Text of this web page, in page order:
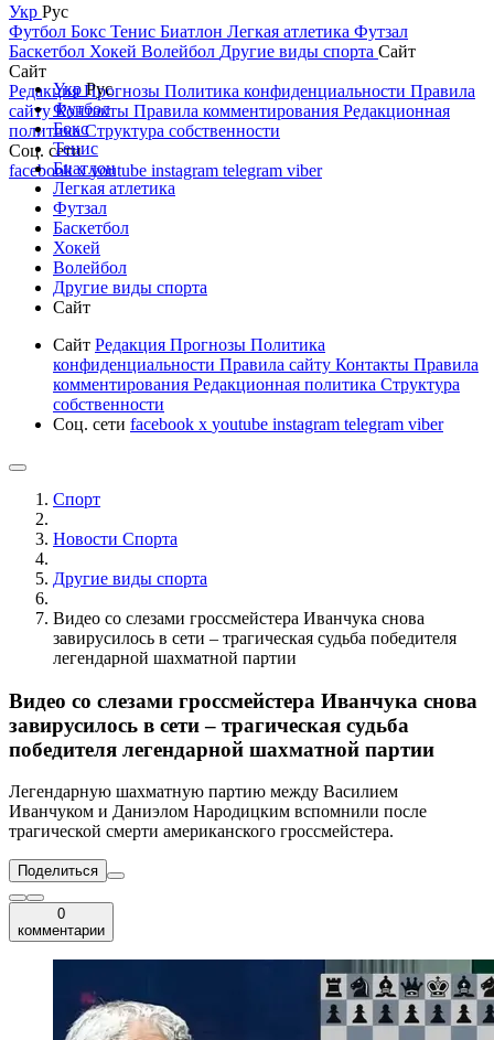
Укр Рус
Футбол Бокс Тенис Биатлон Легкая атлетика Футзал
Баскетбол Хокей Волейбол Другие виды спорта Сайт
Сайт
РедакцияПрогнозы Политика конфиденциальности Правила
сайтуКонтакты Правила комментирования Редакционная
политикаСтруктура собственности
Соц. сети
facebookxyoutube instagram telegram viber
УкрРус
Футбол
Бокс
Тенис
Биатлон
Легкая атлетика
Футзал
Баскетбол
Хокей
Волейбол
Другие виды спорта
Сайт
Сайт Редакция Прогнозы Политика
конфиденциальности Правила сайту Контакты Правила
комментирования Редакционная политика Структура
собственности
Соц. сети facebook x youtube instagram telegram viber
Спорт
Новости Cпорта
Другие виды спорта
Видео со слезами гроссмейстера Иванчука снова
завирусилось в сети – трагическая судьба победителя
легендарной шахматной партии
Видео со слезами гроссмейстера Иванчука снова
завирусилось в сети – трагическая судьба
победителя легендарной шахматной партии
Легендарную шахматную партию между Василием
Иванчуком и Даниэлом Народицким вспомнили после
трагической смерти американского гроссмейстера.
Поделиться
0
комментарии